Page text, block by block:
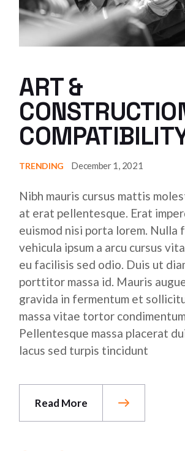
ART &
TRENDING December 1, 2021
Nibh mauris cursus mattis
at erat pellentesque. Erat
euismod nisi porta lorem. Nulla
vehicula ipsum a arcu cursus
eu facilisis sed odio. Duis ut
porttitor massa id. Mauris
gravida in fermentum et
massa vitae tortor
Pellentesque massa placerat
lacus sed turpis tincidunt
Read More